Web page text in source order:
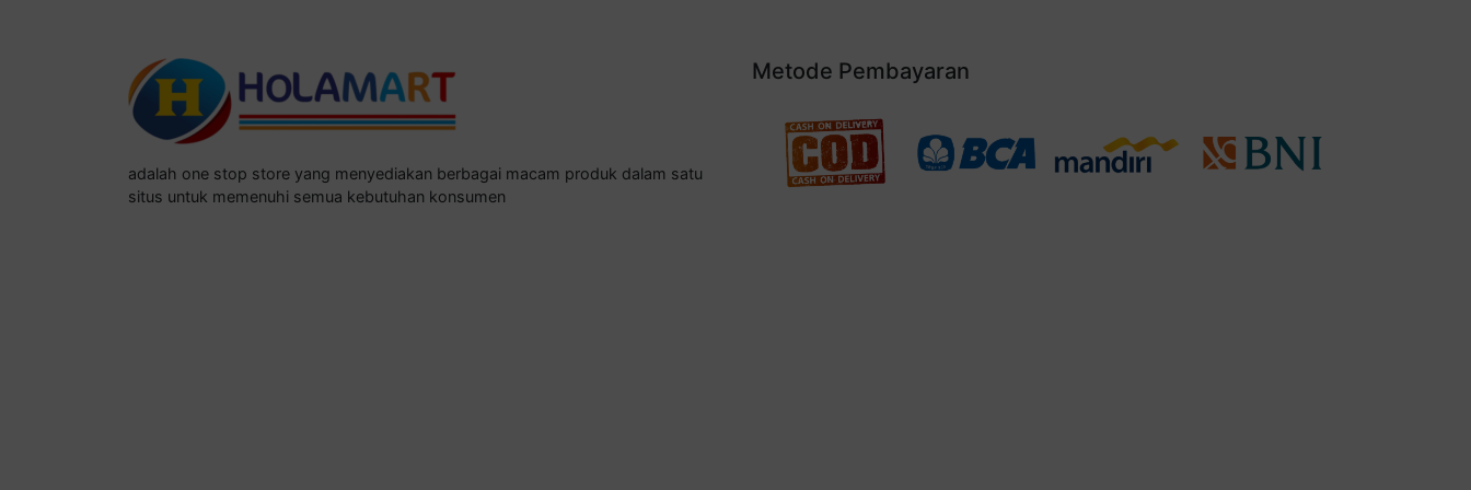
adalah one stop store yang menyediakan berbagai macam produk dalam satu
situs untuk memenuhi semua kebutuhan konsumen
Metode Pembayaran